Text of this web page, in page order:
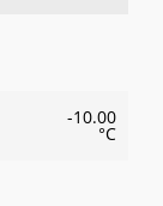
-10.00
°С